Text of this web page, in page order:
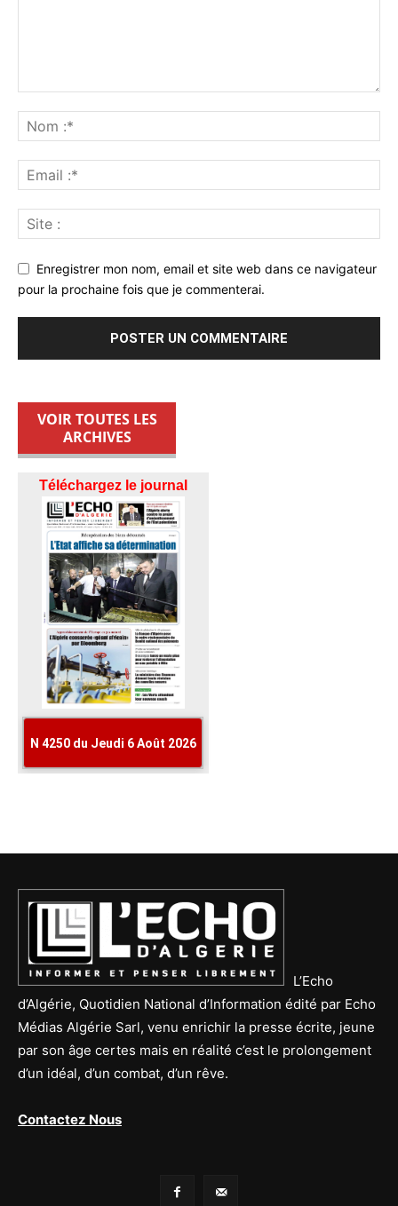
Enregistrer mon nom, email et site web dans ce navigateur
pour la prochaine fois que je commenterai.
VOIR TOUTES LES
ARCHIVES
L’Echo
d’Algérie, Quotidien National d’Information édité par Echo
Médias Algérie Sarl, venu enrichir la presse écrite, jeune
par son âge certes mais en réalité c’est le prolongement
d’un idéal, d’un combat, d’un rêve.
Contactez Nous